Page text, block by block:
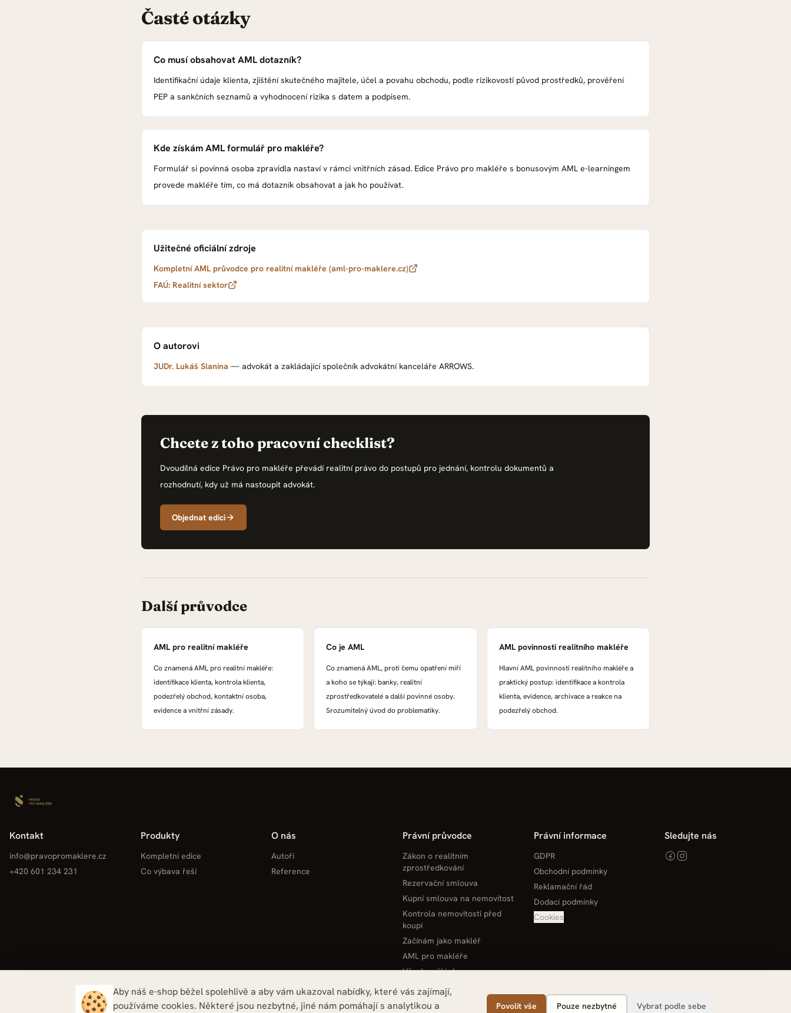
Časté otázky
Co musí obsahovat AML dotazník?
Identifikační údaje klienta, zjištění skutečného majitele, účel a povahu obchodu, podle rizikovosti původ prostředků, prověření
PEP a sankčních seznamů a vyhodnocení rizika s datem a podpisem.
Kde získám AML formulář pro makléře?
Formulář si povinná osoba zpravidla nastaví v rámci vnitřních zásad. Edice Právo pro makléře s bonusovým AML e-learningem
provede makléře tím, co má dotazník obsahovat a jak ho používat.
Užitečné oficiální zdroje
Kompletní AML průvodce pro realitní makléře (aml-pro-maklere.cz)
FAÚ: Realitní sektor
O autorovi
JUDr. Lukáš Slanina — advokát a zakládající společník advokátní kanceláře ARROWS.
Chcete z toho pracovní checklist?
Dvoudílná edice Právo pro makléře převádí realitní právo do postupů pro jednání, kontrolu dokumentů a
rozhodnutí, kdy už má nastoupit advokát.
Objednat edici
Další průvodce
AML pro realitní makléře
Co znamená AML pro realitní makléře:
identifikace klienta, kontrola klienta,
podezřelý obchod, kontaktní osoba,
evidence a vnitřní zásady.
Co je AML
Co znamená AML, proti čemu opatření míří
a koho se týkají: banky, realitní
zprostředkovatelé a další povinné osoby.
Srozumitelný úvod do problematiky.
AML povinnosti realitního makléře
Hlavní AML povinnosti realitního makléře a
praktický postup: identifikace a kontrola
klienta, evidence, archivace a reakce na
podezřelý obchod.
Kontakt
info@pravopromaklere.cz
+420 601 234 231
Produkty
Kompletní edice
Co výbava řeší
O nás
Autoři
Reference
Právní průvodce
Zákon o realitním
zprostředkování
Rezervační smlouva
Kupní smlouva na nemovitost
Kontrola nemovitosti před
koupí
Začínám jako makléř
AML pro makléře
Všechny články →
Právní informace
GDPR
Obchodní podmínky
Reklamační řád
Dodací podmínky
Cookies
Sledujte nás
Právo pro makléře, s.r.o. · IČO: 07548222 · Spisová značka: C 42593 vedená u Krajského soudu v Hradci Králové · Sídlo: Klicperova 1266/1, 500 03 Hradec Králové
Aby náš e-shop běžel spolehlivě a aby vám ukazoval nabídky, které vás zajímají,
používáme cookies. Některé jsou nezbytné, jiné nám pomáhají s analytikou a
Povolit vše Pouze nezbytné Vybrat podle sebe